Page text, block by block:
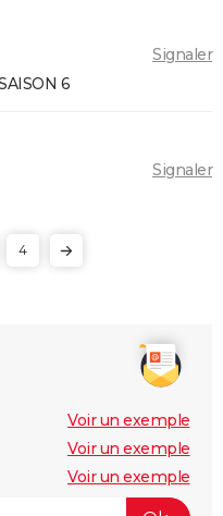
Signaler
6
Signaler
4
Voir un exemple
Voir un exemple
Voir un exemple